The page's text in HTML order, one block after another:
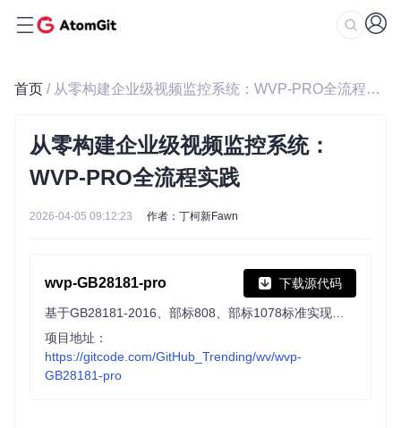
首页 / 从零构建企业级视频监控系统：WVP-PRO全流程实践
从零构建企业级视频监控系统：
WVP-PRO全流程实践
2026-04-05 09:12:23 作者：丁柯新Fawn
wvp-GB28181-pro 下载源代码
项目地址：
https://gitcode.com/GitHub_Trending/wv/wvp-
GB28181-pro